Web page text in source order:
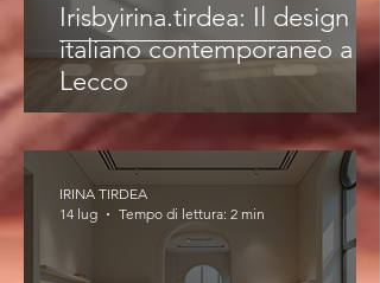
Irisbyirina.tirdea: Il design
italiano contemporaneo a
Lecco
IRINA TIRDEA
14 lug
Tempo di lettura: 2 min